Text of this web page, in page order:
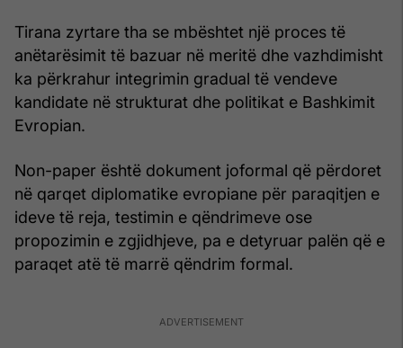
Tirana zyrtare tha se mbështet një proces të
anëtarësimit të bazuar në meritë dhe vazhdimisht
ka përkrahur integrimin gradual të vendeve
kandidate në strukturat dhe politikat e Bashkimit
Evropian.
Non-paper është dokument joformal që përdoret
në qarqet diplomatike evropiane për paraqitjen e
ideve të reja, testimin e qëndrimeve ose
propozimin e zgjidhjeve, pa e detyruar palën që e
paraqet atë të marrë qëndrim formal.